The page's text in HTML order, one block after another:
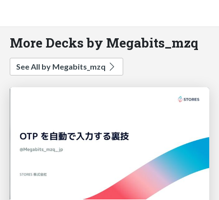
More Decks by Megabits_mzq
See All by Megabits_mzq